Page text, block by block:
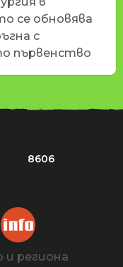
се обновява
с
първенство
8606
региона